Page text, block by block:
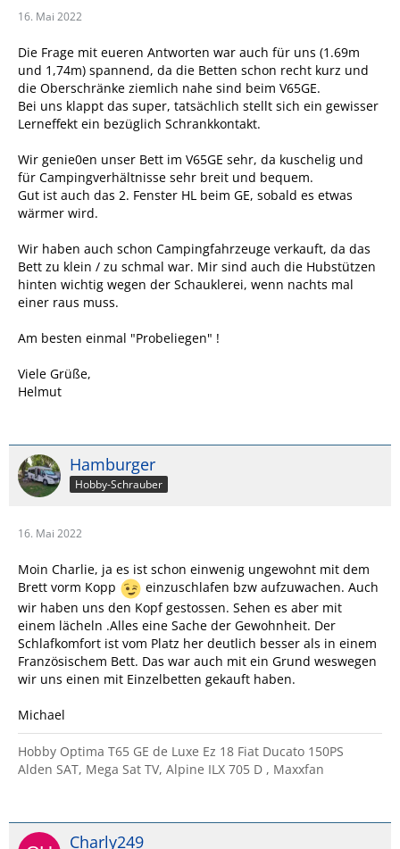
16. Mai 2022
Die Frage mit eueren Antworten war auch für uns (1.69m
und 1,74m) spannend, da die Betten schon recht kurz und
die Oberschränke ziemlich nahe sind beim V65GE.
Bei uns klappt das super, tatsächlich stellt sich ein gewisser
Lerneffekt ein bezüglich Schrankkontakt.
Wir genie0en unser Bett im V65GE sehr, da kuschelig und
für Campingverhältnisse sehr breit und bequem.
Gut ist auch das 2. Fenster HL beim GE, sobald es etwas
wärmer wird.
Wir haben auch schon Campingfahrzeuge verkauft, da das
Bett zu klein / zu schmal war. Mir sind auch die Hubstützen
hinten wichtig wegen der Schauklerei, wenn nachts mal
einer raus muss.
Am besten einmal "Probeliegen" !
Viele Grüße,
Helmut
Hamburger
Hobby-Schrauber
16. Mai 2022
Moin Charlie, ja es ist schon einwenig ungewohnt mit dem
Brett vorm Kopp
einzuschlafen bzw aufzuwachen. Auch
wir haben uns den Kopf gestossen. Sehen es aber mit
einem lächeln .Alles eine Sache der Gewohnheit. Der
Schlafkomfort ist vom Platz her deutlich besser als in einem
Französischem Bett. Das war auch mit ein Grund weswegen
wir uns einen mit Einzelbetten gekauft haben.
Michael
Hobby Optima T65 GE de Luxe Ez 18 Fiat Ducato 150PS
Alden SAT, Mega Sat TV, Alpine ILX 705 D , Maxxfan
Charly249